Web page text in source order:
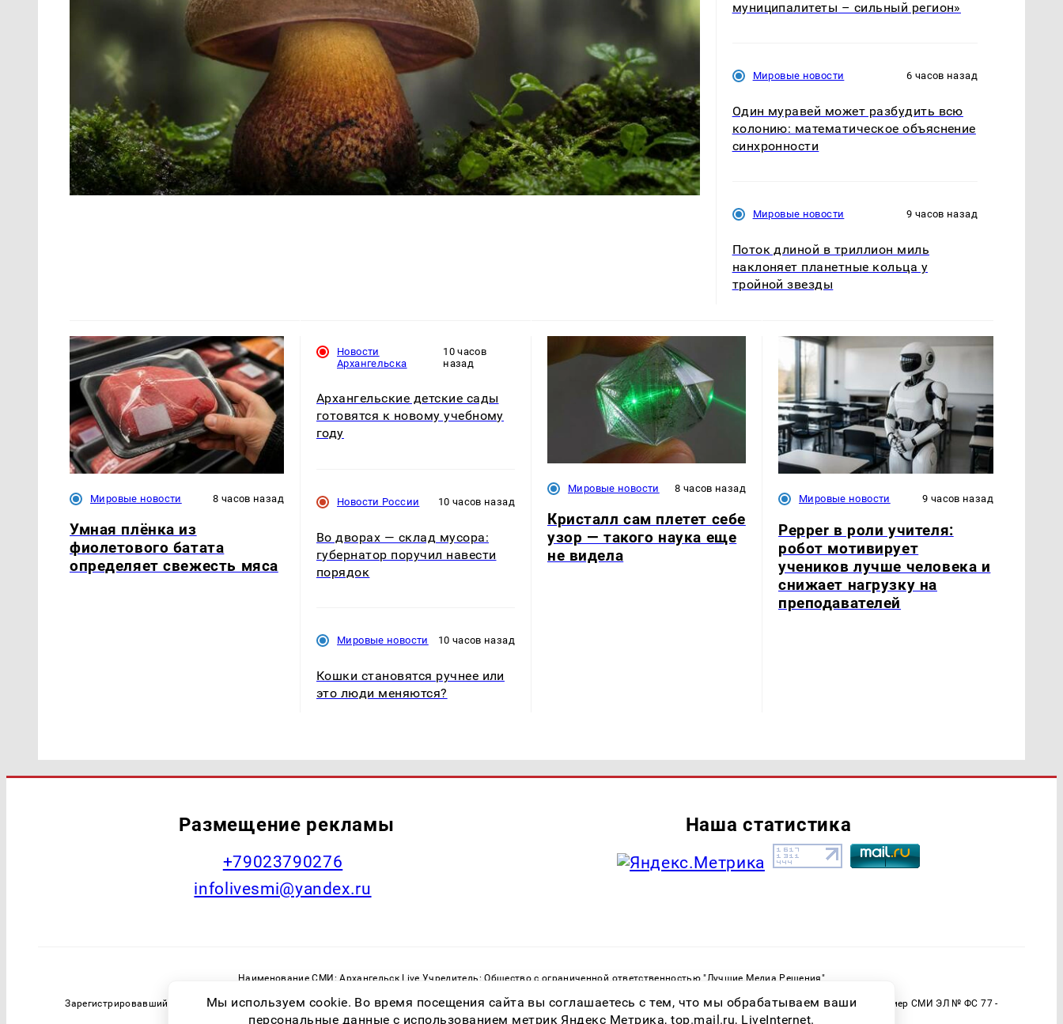
муниципалитеты – сильный регион»
Мировые новости 6 часов назад
Один муравей может разбудить всю
колонию: математическое объяснение
синхронности
Мировые новости 9 часов назад
Поток длиной в триллион миль
наклоняет планетные кольца у
тройной звезды
Мировые новости 8 часов назад
Умная плёнка из
фиолетового батата
определяет свежесть мяса
Новости
Архангельска
10 часов
назад
Архангельские детские сады
готовятся к новому учебному
году
Новости России 10 часов назад
Во дворах — склад мусора:
губернатор поручил навести
порядок
Мировые новости 10 часов назад
Кошки становятся ручнее или
это люди меняются?
Мировые новости 8 часов назад
Кристалл сам плетет себе
узор — такого наука еще
не видела
Мировые новости 9 часов назад
Pepper в роли учителя:
робот мотивирует
учеников лучше человека и
снижает нагрузку на
преподавателей
Размещение рекламы
+79023790276
infolivesmi@yandex.ru
Наша статистика
Наименование СМИ: Архангельск Live Учредитель: Общество с ограниченной ответственностью "Лучшие Медиа Решения"
Зарегистрировавший орган: Федеральная служба по надзору в сфере связи, информационных технологий и массовых коммуникаций (Роскомнадзор) Регистрационный номер СМИ ЭЛ № ФС 77 -
82533 от 21.01.2022
Мы используем cookie. Во время посещения сайта вы соглашаетесь с тем, что мы обрабатываем ваши
персональные данные с использованием метрик Яндекс Метрика, top.mail.ru, LiveInternet.